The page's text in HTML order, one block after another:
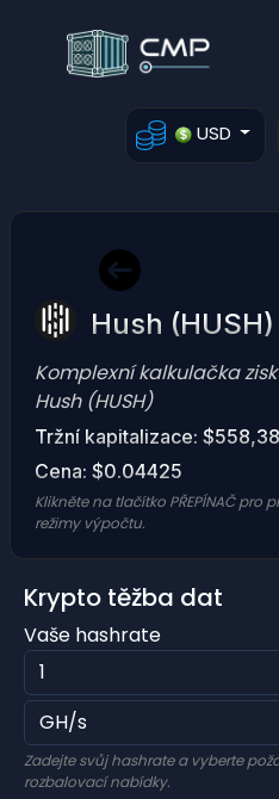
USD
Hush
Komplexní kalkulačka
Hush (HUSH)
Tržní kapitalizace:
Cena: $0.04425
Klikněte na tlačítko PŘEPÍNAČ pro
režimy výpočtu.
Krypto těžba dat
Vaše hashrate
Zadejte svůj hashrate a vyberte
rozbalovací nabídky.